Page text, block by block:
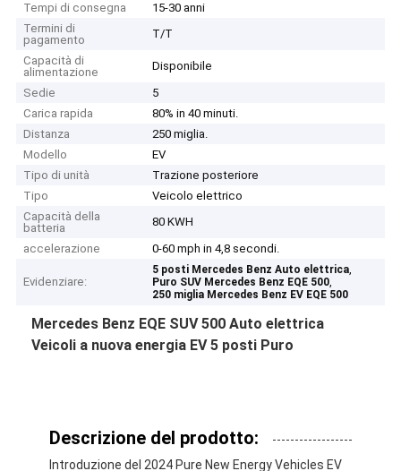
Tempi di consegna
15-30 anni
Termini di
pagamento
T/T
Capacità di
alimentazione
Disponibile
Sedie
5
Carica rapida
80% in 40 minuti.
Distanza
250 miglia.
Modello
EV
Tipo di unità
Trazione posteriore
Tipo
Veicolo elettrico
Capacità della
batteria
80 KWH
accelerazione
0-60 mph in 4,8 secondi.
Evidenziare:
5 posti Mercedes Benz Auto elettrica,
Puro SUV Mercedes Benz EQE 500,
250 miglia Mercedes Benz EV EQE 500
Mercedes Benz EQE SUV 500 Auto elettrica
Veicoli a nuova energia EV 5 posti Puro
Descrizione del prodotto:
Introduzione del 2024 Pure New Energy Vehicles EV